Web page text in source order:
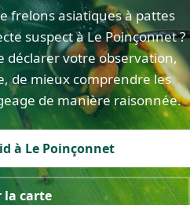
frelons asiatiques à pattes
suspect à Le Poinçonnet ?
déclarer votre observation,
de mieux comprendre les
de manière raisonnée.
à Le Poinçonnet
la carte